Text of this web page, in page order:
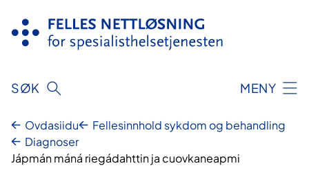
sisdollui
SØK MENY
Ovdasiidu
Fellesinnhold sykdom og behandling
Diagnoser
Jápmán máná riegádahttin ja cuovkaneapmi